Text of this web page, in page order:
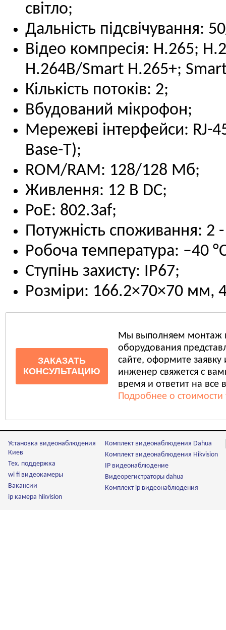
світло;
Дальність підсвічування:
Відео компресія: H.265;
H.264B/Smart H.265+;
Кількість потоків: 2;
Вбудований мікрофон;
Мережеві інтерфейси: RJ-
Base-T);
ROM/RAM: 128/128 Мб;
Живлення: 12 В DC;
PoE: 802.3af;
Потужність споживання: 2
Робоча температура: –40
Ступінь захисту: IP67;
Розміри: 166.2×70×70 мм,
ЗАКАЗАТЬ
КОНСУЛЬТАЦИЮ
Мы выполняем монтаж
оборудования
сайте, оформите
инженер свяжется с
время и ответит на все
Подробнее о стоимости
Установка видеонаблюдения
Киев
Тех. поддержка
wi fi видеокамеры
Вакансии
ip камера hikvision
Комплект видеонаблюдения Dahua
Комплект видеонаблюдения Hikvision
IP видеонаблюдение
Видеорегистраторы dahua
Комплект ip видеонаблюдения